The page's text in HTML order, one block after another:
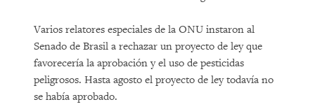
Varios relatores especiales de la ONU instaron al
Senado de Brasil a rechazar un proyecto de ley que
favorecería la aprobación y el uso de pesticidas
peligrosos. Hasta agosto el proyecto de ley todavía no
se había aprobado.